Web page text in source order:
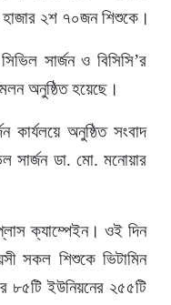
২শ ৭০জন শিশুকে।
সার্জন ও বিসিসি’র
অনুষ্ঠিত হয়েছে।
কার্যলয়ে অনুষ্ঠিত সংবাদ
সার্জন ডা. মো. মনোয়ার
ক্যাম্পেইন। ওই দিন
সকল শিশুকে ভিটামিন
৮৫টি ইউনিয়নের ২৫৫টি